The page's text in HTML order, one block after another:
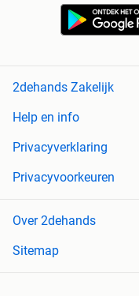
2dehands Zakelijk
Help en info
Privacyverklaring
Privacyvoorkeuren
Over 2dehands
Sitemap